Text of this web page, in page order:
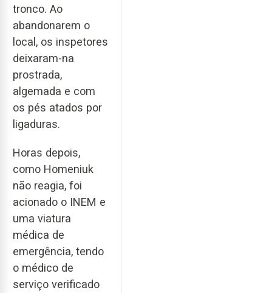
tronco. Ao
abandonarem o
local, os inspetores
deixaram-na
prostrada,
algemada e com
os pés atados por
ligaduras.
Horas depois,
como Homeniuk
não reagia, foi
acionado o INEM e
uma viatura
médica de
emergência, tendo
o médico de
serviço verificado